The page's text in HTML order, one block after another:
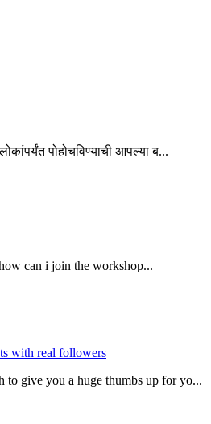
पोहोचविण्याची आपल्या ब...
can i join the workshop...
with real followers
to give you a huge thumbs up for yo...